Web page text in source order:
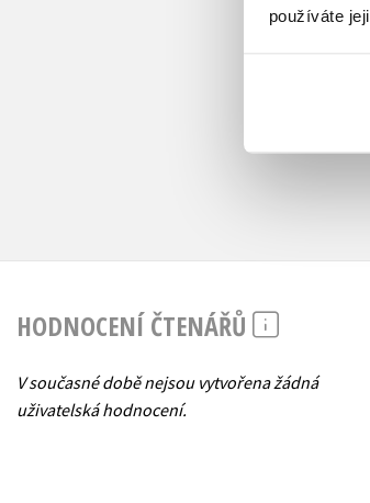
používáte
HODNOCENÍ ČTENÁŘŮ
V současné době nejsou vytvořena žádná
uživatelská hodnocení.